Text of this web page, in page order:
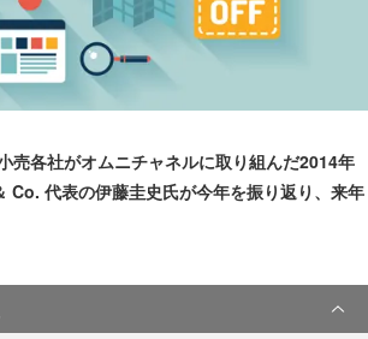
各社がオムニチャネルに取り組んだ2014年
代表の伊藤圭史氏が今年を振り返り、来年